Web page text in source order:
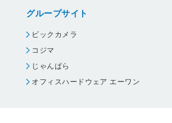
グループサイト
ビックカメラ
コジマ
じゃんぱら
オフィスハードウェア エーワン